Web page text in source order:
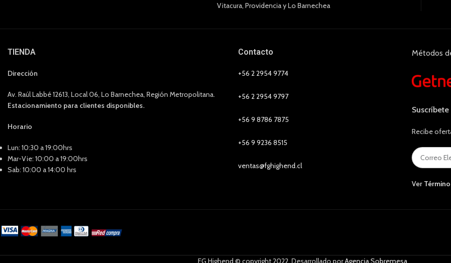
Vitacura, Providencia y Lo Barnechea
TIENDA
Dirección
Av. Raúl Labbé 12613, Local 06, Lo Barnechea, Región Metropolitana.
Estacionamiento para clientes disponibles.
Horario
Lun: 10:30 a 19:00hrs
Mar-Vie: 10:00 a 19:00hrs
Sab: 10:00 a 14:00 hrs
Contacto
+56 2 2954 9774
+56 2 2954 9797
+56 9 8786 7875
+56 9 9236 8515
ventas@fghighend.cl
Métodos
Recibe
Ver
FG Highend © copyright 2022. Desarrollado porAgencia Sobremesa